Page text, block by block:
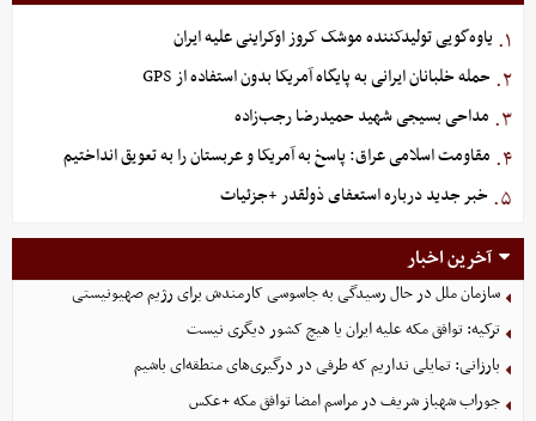
۱. یاوه‌گویی تولیدکننده موشک کروز اوکراینی علیه ایران
۲. حمله خلبانان ایرانی به پایگاه آمریکا بدون استفاده از GPS
۳. مداحی بسیجی شهید حمیدرضا رجب‌زاده
۴. مقاومت اسلامی عراق: پاسخ به آمریکا و عربستان را به تعویق انداختیم
۵. خبر جدید درباره استعفای ذولقدر +جزئیات
آخرین اخبار
سازمان ملل در حال رسیدگی به جاسوسی کارمندش برای رژیم صهیونیستی
ترکیه: توافق مکه علیه ایران یا هیچ کشور دیگری نیست
بارزانی: تمایلی نداریم که طرفی در درگیری‌های منطقه‌ای باشیم
جوراب‌ شهباز شریف در مراسم امضا توافق‌ مکه +عکس